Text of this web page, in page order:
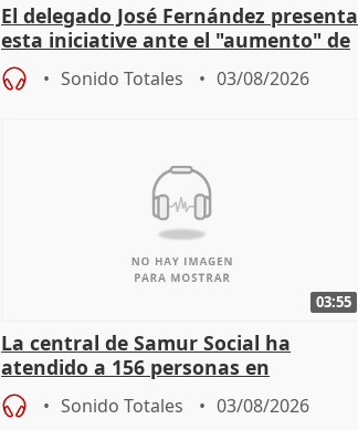
El delegado José Fernández presenta
esta iniciative ante el "aumento" de
personas sin hogar en Madri
Sonido Totales 03/08/2026
03:55
La central de Samur Social ha
atendido a 156 personas en
situación de calle durante Campaña
de CalorSonido Totales 03/08/2026